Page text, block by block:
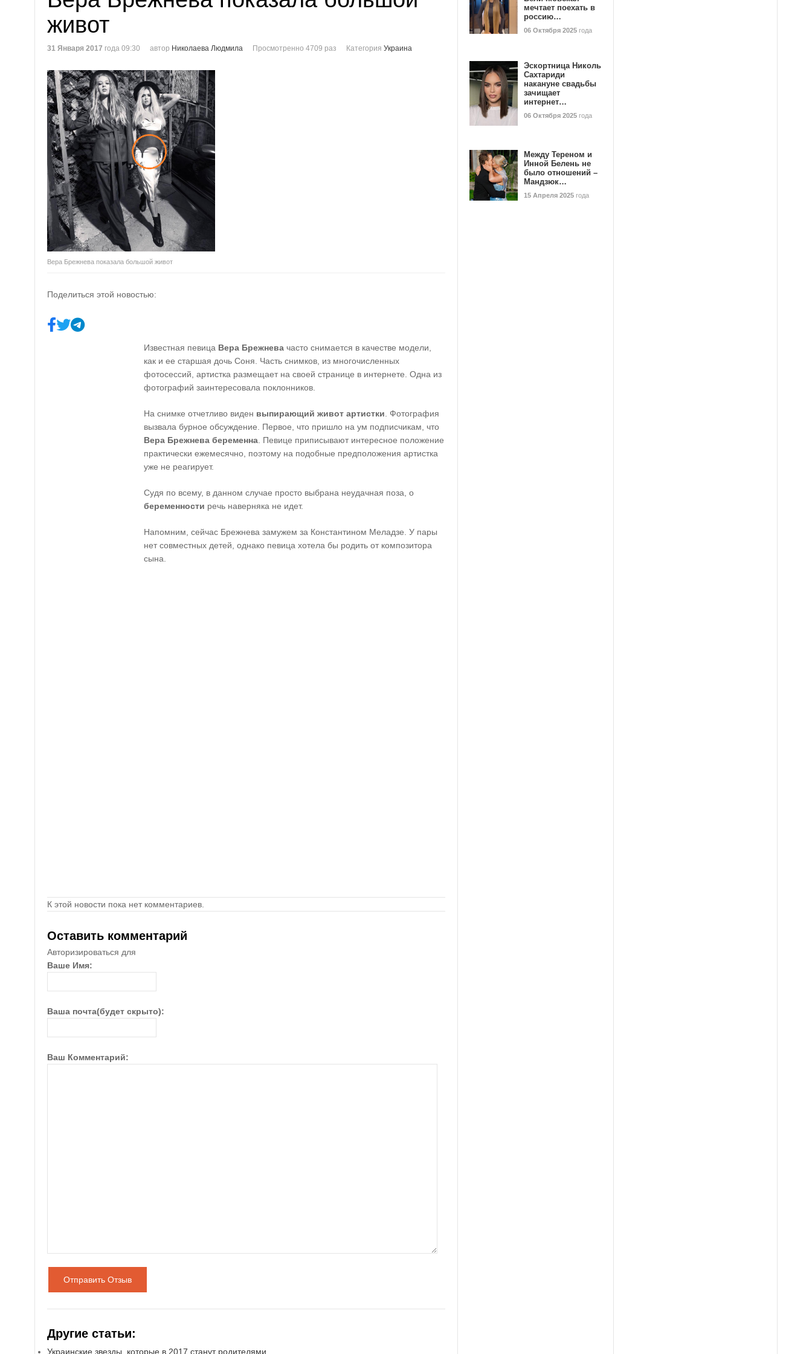
живот
31 Января 2017 года 09:30 автор Николаева Людмила Просмотренно 4709 раз Категория Украина
Вера Брежнева показала большой живот
Поделиться этой новостью:
Известная певица Вера Брежнева часто снимается в качестве модели,
как и ее старшая дочь Соня. Часть снимков, из многочисленных
фотосессий, артистка размещает на своей странице в интернете. Одна из
фотографий заинтересовала поклонников.
На снимке отчетливо виден выпирающий живот артистки . Фотография
вызвала бурное обсуждение. Первое, что пришло на ум подписчикам, что
Вера Брежнева беременна . Певице приписывают интересное положение
практически ежемесячно, поэтому на подобные предположения артистка
уже не реагирует.
Судя по всему, в данном случае просто выбрана неудачная поза, о
беременности речь наверняка не идет.
Напомним, сейчас Брежнева замужем за Константином Меладзе. У пары
нет совместных детей, однако певица хотела бы родить от композитора
сына.
К этой новости пока нет комментариев.
Оставить комментарий
Авторизироваться для
Ваше Имя:
Ваша почта(будет скрыто):
Ваш Комментарий:
Отправить Отзыв
Другие статьи:
Украинские звезды, которые в 2017 станут родителями
мечтает поехать в
россию…
06 Октября 2025 года
Эскортница Николь
Сахтариди
накануне свадьбы
зачищает
интернет…
06 Октября 2025 года
Между Тереном и
Инной Белень не
было отношений –
Мандзюк…
15 Апреля 2025 года